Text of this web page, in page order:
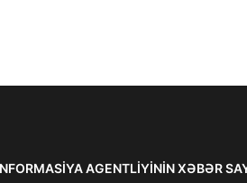
AGENTLİYİNİN XƏBƏR